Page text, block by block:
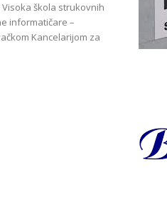
škola strukovnih
informatičare –
Kancelarijom za